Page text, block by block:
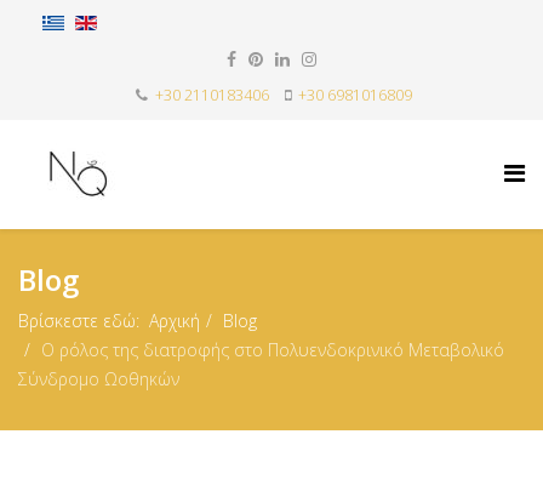
+30 2110183406 +30 6981016809
Blog
Βρίσκεστε εδώ: Αρχική
Blog
Ο ρόλος της διατροφής στο Πολυενδοκρινικό Μεταβολικό
Σύνδρομο Ωοθηκών